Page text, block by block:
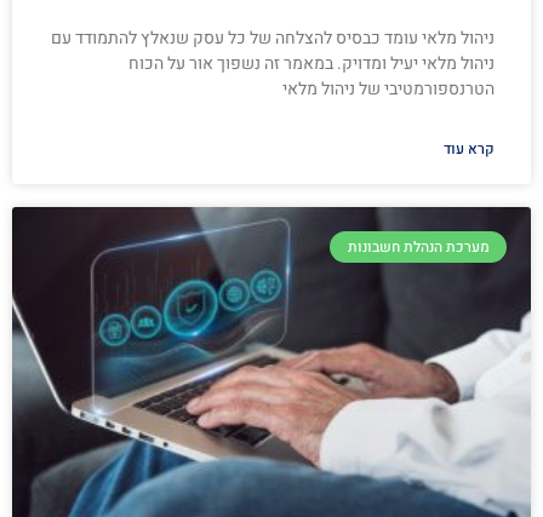
ניהול מלאי עומד כבסיס להצלחה של כל עסק שנאלץ להתמודד עם
ניהול מלאי יעיל ומדויק. במאמר זה נשפוך אור על הכוח
הטרנספורמטיבי של ניהול מלאי
קרא עוד
מערכת הנהלת חשבונות